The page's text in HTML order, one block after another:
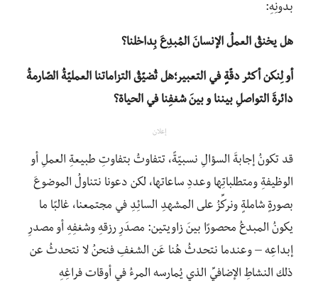
بدونِهِ:
هل يخنقُ العملُ الإنسانَ المُبدِعَ بِداخلنا؟
أو لِنكن أكثر دقّةٍ في التعبير؛هل تُضيّقُ التزاماتنا العمليّةُ الصّارمةُ
دائرةَ التواصلِ بيننا و بينَ شغفِنا في الحياة؟
إعلان
قد تكونُ إجابةَ السؤالِ نسبيّةً، تتفاوتُ بتفاوتِ طبيعةِ العملِ أو
الوظيفةِ ومتطلباتِها وعددِ ساعاتها، لكن دعونا نتناولُ الموضوعَ
بصورةٍ شاملةٍ ونركِّزُ على المشهدِ السائِدِ في مجتمعنا، غالبًا ما
يكونُ المبدعُ محصورًا بينَ زاويتين: مصدَرِ رزقِهِ وشغفِهِ أو مصدرِ
إبداعِه – وعندما نتحدثُ هُنا عَن الشغفِ فنحنُ لا نتحدثُ عن
ذلك النشاطِ الإضافيِّ الذي يُمارسه المرءُ في أوقات فراغِهِ